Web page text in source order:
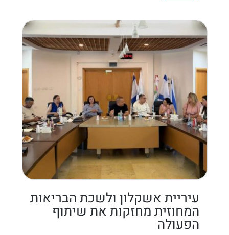
עיריית אשקלון ולשכת הבריאות
המחוזית מחזקות את שיתוף
הפעולה